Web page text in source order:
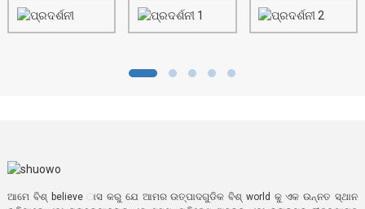
ଆମେ ବିଶ୍ believe ାସ କରୁ ଯେ ଆମର ଉତ୍ପାଦଗୁଡିକ ବିଶ୍ world କୁ ଏକ ଉନ୍ନତ ସ୍ଥାନ